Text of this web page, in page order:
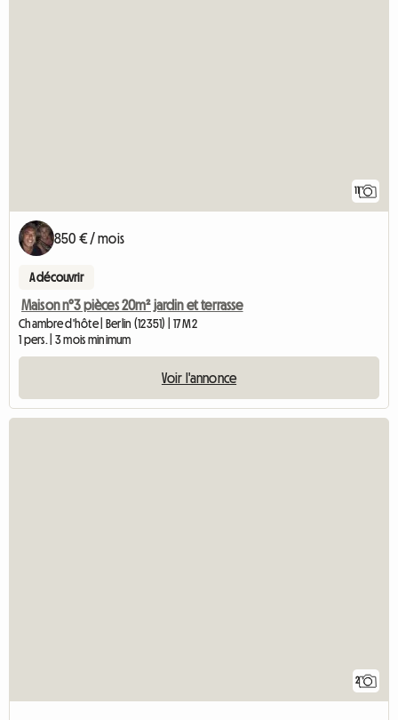
11
850 € / mois
A découvrir
Maison n°3 pièces 20m² jardin et terrasse
Chambre d'hôte | Berlin (12351) | 17 M2
1 pers. | 3 mois minimum
Voir l'annonce
2